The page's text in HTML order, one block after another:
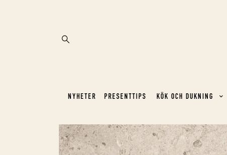
NYHETER PRESENTTIPS KÖK OCH DUKNING